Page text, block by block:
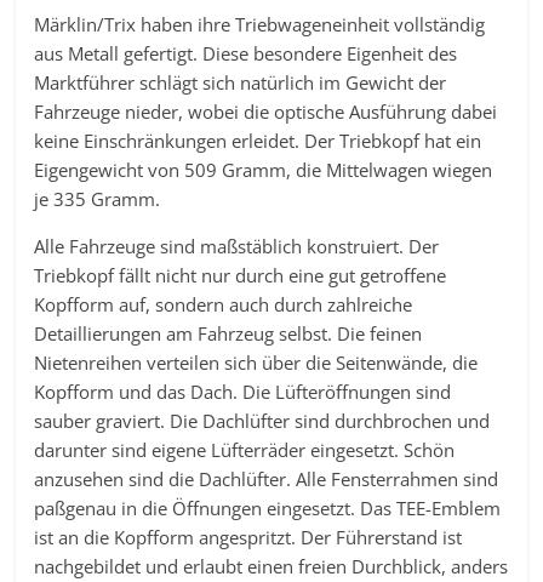
Märklin/Trix haben ihre Triebwageneinheit vollständig
aus Metall gefertigt. Diese besondere Eigenheit des
Marktführer schlägt sich natürlich im Gewicht der
Fahrzeuge nieder, wobei die optische Ausführung dabei
keine Einschränkungen erleidet. Der Triebkopf hat ein
Eigengewicht von 509 Gramm, die Mittelwagen wiegen
je 335 Gramm.
Alle Fahrzeuge sind maßstäblich konstruiert. Der
Triebkopf fällt nicht nur durch eine gut getroffene
Kopfform auf, sondern auch durch zahlreiche
Detaillierungen am Fahrzeug selbst. Die feinen
Nietenreihen verteilen sich über die Seitenwände, die
Kopfform und das Dach. Die Lüfteröffnungen sind
sauber graviert. Die Dachlüfter sind durchbrochen und
darunter sind eigene Lüfterräder eingesetzt. Schön
anzusehen sind die Dachlüfter. Alle Fensterrahmen sind
paßgenau in die Öffnungen eingesetzt. Das TEE-Emblem
ist an die Kopfform angespritzt. Der Führerstand ist
nachgebildet und erlaubt einen freien Durchblick, anders